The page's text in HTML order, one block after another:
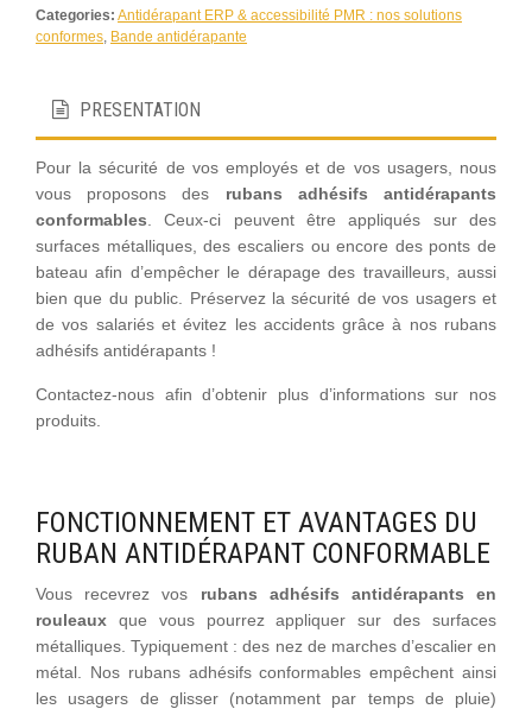
Categories: Antidérapant ERP & accessibilité PMR : nos solutions
conformes Bande antidérapante
PRESENTATION
Pour la sécurité de vos employés et de vos usagers, nous
vous proposons des rubans adhésifs antidérapants
conformables . Ceux-ci peuvent être appliqués sur des
surfaces métalliques, des escaliers ou encore des ponts de
bateau afin d’empêcher le dérapage des travailleurs, aussi
bien que du public. Préservez la sécurité de vos usagers et
de vos salariés et évitez les accidents grâce à nos rubans
adhésifs antidérapants !
Contactez-nous afin d’obtenir plus d’informations sur nos
produits.
FONCTIONNEMENT ET AVANTAGES DU
RUBAN ANTIDÉRAPANT CONFORMABLE
Vous recevrez vos rubans adhésifs antidérapants en
rouleaux que vous pourrez appliquer sur des surfaces
métalliques. Typiquement : des nez de marches d’escalier en
métal. Nos rubans adhésifs conformables empêchent ainsi
les usagers de glisser (notamment par temps de pluie)